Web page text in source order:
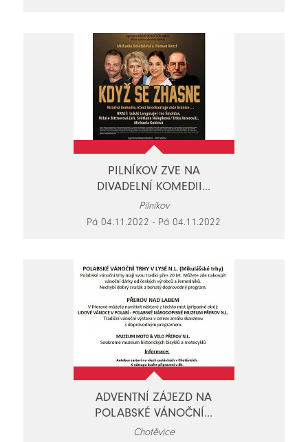
PILNÍKOV ZVE NA
DIVADELNÍ KOMEDII...
Pilníkov
Pá 04.11.2022 - Pá 04.11.2022
ADVENTNÍ ZÁJEZD NA
POLABSKÉ VÁNOČNÍ...
Chotěvice